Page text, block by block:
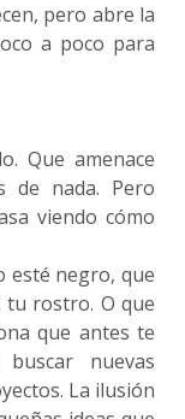
pero abre la
a poco para
Que amenace
de nada. Pero
viendo cómo
esté negro, que
tu rostro. O que
que antes te
nuevas
La ilusión